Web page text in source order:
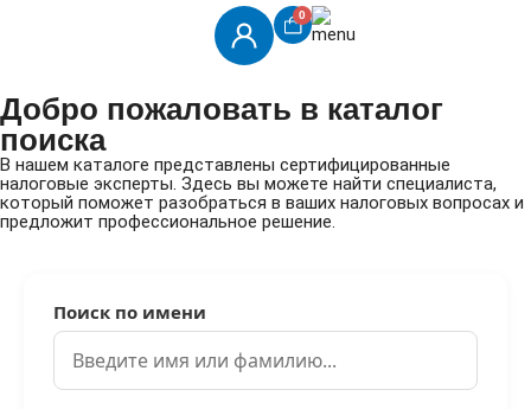
0
Добро пожаловать в каталог
поиска
В нашем каталоге представлены сертифицированные
налоговые эксперты. Здесь вы можете найти специалиста,
который поможет разобраться в ваших налоговых вопросах и
предложит профессиональное решение.
Поиск по имени